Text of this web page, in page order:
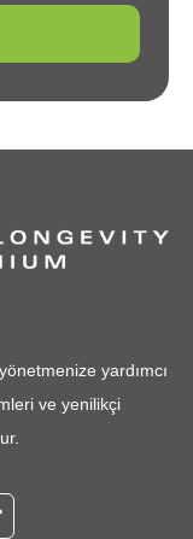
yardımcı
ve yenilikçi